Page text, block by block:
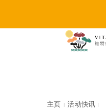
主页 活动快讯